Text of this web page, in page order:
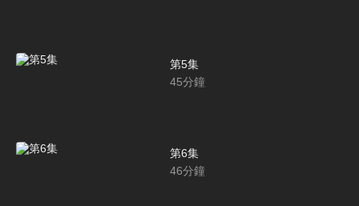
第5集
45分鐘
第6集
46分鐘